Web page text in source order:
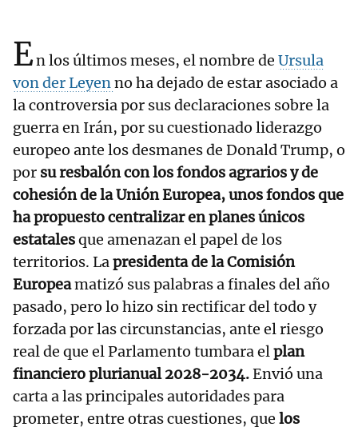
En los últimos meses, el nombre de Ursula
von der Leyenno ha dejado de estar asociado a
la controversia por sus declaraciones sobre la
guerra en Irán, por su cuestionado liderazgo
europeo ante los desmanes de Donald Trump, o
por su resbalón con los fondos agrarios y de
cohesión de la Unión Europea, unos fondos que
ha propuesto centralizar en planes únicos
estatalesque amenazan el papel de los
territorios. Lapresidenta de la Comisión
Europeamatizó sus palabras a finales del año
pasado, pero lo hizo sin rectificar del todo y
forzada por las circunstancias, ante el riesgo
real de que el Parlamento tumbara elplan
financiero plurianual 2028-2034.Envió una
carta a las principales autoridades para
prometer, entre otras cuestiones, que los